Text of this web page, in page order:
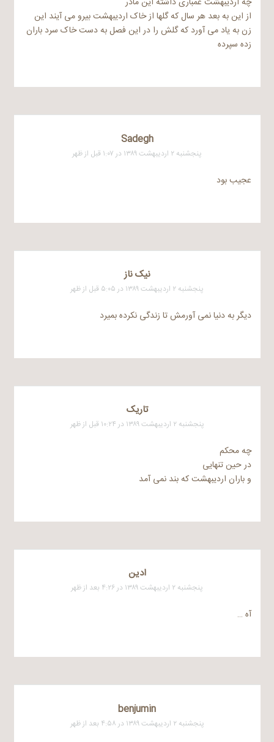
از این به بعد هر سال که گلها از خاک اردیبهشت بیرو می آیند این
زن به یاد می آورد که گلش را در این فصل به دست خاک سرد باران
زده سپرده
Sadegh
پنجشنبه ۲ اردیبهشت ۱۳۸۹ در ۱:۰۷ قبل از ظهر
عجیب بود
نیک ناز
پنجشنبه ۲ اردیبهشت ۱۳۸۹ در ۵:۰۵ قبل از ظهر
دیگر به دنیا نمی آورمش تا زندگی نکرده بمیرد
تاریک
پنجشنبه ۲ اردیبهشت ۱۳۸۹ در ۱۰:۲۴ قبل از ظهر
چه محکم
در حین تنهایی
و باران اردیبهشت که بند نمی آمد
ادین
پنجشنبه ۲ اردیبهشت ۱۳۸۹ در ۴:۲۶ بعد از ظهر
آه …
benjumin
پنجشنبه ۲ اردیبهشت ۱۳۸۹ در ۴:۵۸ بعد از ظهر